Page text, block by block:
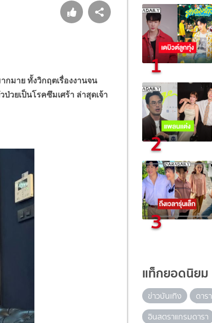
มาย ทั้งวิกฤตเรื่องงานจน
วยเป็นโรคซึมเศร้า ล่าสุดเจ้า
1
2
3
แท็กยอดนิยม
ข่าวบันเทิง ดารา
อินสตราแกรมดารา